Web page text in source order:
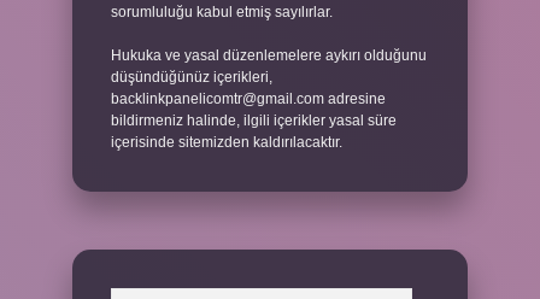
sorumluluğu kabul etmiş sayılırlar.
Hukuka ve yasal düzenlemelere aykırı olduğunu
düşündüğünüz içerikleri,
backlinkpanelicomtr@gmail.com adresine
bildirmeniz halinde, ilgili içerikler yasal süre
içerisinde sitemizden kaldırılacaktır.